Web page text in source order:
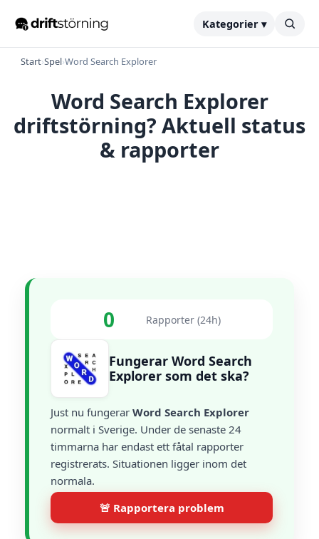
Kategorier ▾
Start›Spel›Word Search Explorer
Word Search Explorer
driftstörning? Aktuell status
& rapporter
0 Rapporter (24h)
Fungerar Word Search
Explorer som det ska?
Just nu fungerar Word Search Explorer
normalt i Sverige. Under de senaste 24
timmarna har endast ett fåtal rapporter
registrerats. Situationen ligger inom det
normala.
🚨 Rapportera problem